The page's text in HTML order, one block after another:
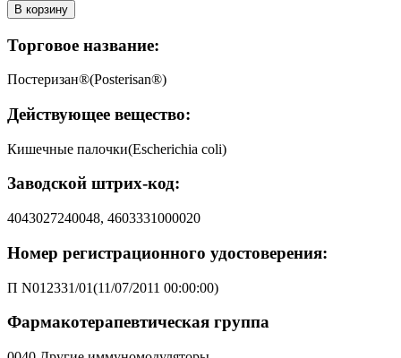
В корзину
Торговое название:
Постеризан®(Posterisan®)
Действующее вещество:
Кишечные палочки(Escherichia coli)
Заводской штрих-код:
4043027240048, 4603331000020
Номер регистрационного удостоверения:
П N012331/01(11/07/2011 00:00:00)
Фармакотерапевтическая группа